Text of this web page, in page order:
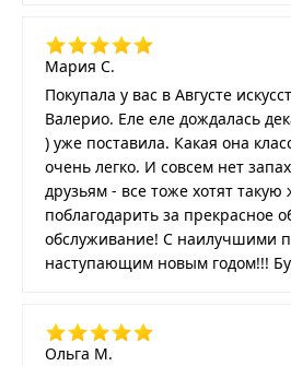
Мария С.
Покупала у вас в Августе
Валерио. Еле еле дождалась
) уже поставила. Какая она
очень легко. И совсем нет
друзьям - все тоже хотят
поблагодарить за прекрасное
обслуживание! С наилучшими
наступающим новым годом!!!
Ольга М.